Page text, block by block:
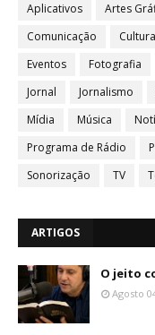
Aplicativos Artes
Comunicação
Cultura
Eventos
Fotografia
Jornal
Jornalismo
Mídia
Música
Programa de Rádio
Sonorização
TV
ARTIGOS
O jeito
Agosto